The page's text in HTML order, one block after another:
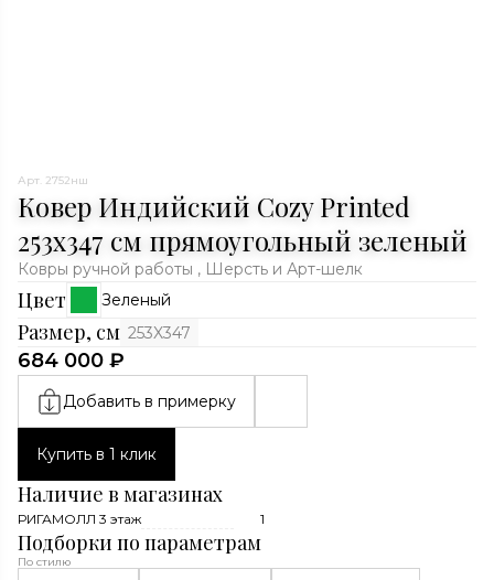
Арт. 2752нш
Ковер Индийский Cozy Printed
253x347 см прямоугольный зеленый
Ковры ручной работы , Шерсть и Арт-шелк
Цвет Зеленый
Размер, см 253X347
684 000 ₽
Добавить в примерку
Купить в 1 клик
Наличие в магазинах
РИГАМОЛЛ 3 этаж 1
Подборки по параметрам
По стилю